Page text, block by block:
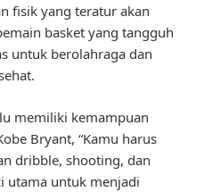
fisik yang teratur akan
basket yang tangguh
untuk berolahraga dan
memiliki kemampuan
Bryant, “Kamu harus
dribble, shooting, dan
utama untuk menjadi